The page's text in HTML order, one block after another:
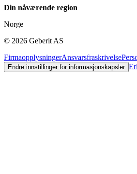
Din nåværende region
Norge
© 2026 Geberit AS
FirmaopplysningerAnsvarsfraskrivelse
Endre innstillinger for informasjonskapsler